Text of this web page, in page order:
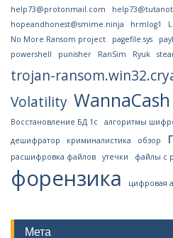
help73@protonmail.com
hopeandhonest@smime.ninja
hrmlog1
No More Ransom project
pagefile.sys
powershell
punisher RanSim Ryuk
trojan-
Volatility WannaCash
Восстановление БД 1с
алгоритмы
дешифратор
криминалистика обзор
расшифровка файлов утечки файлы с
форензика цифровая
Мета